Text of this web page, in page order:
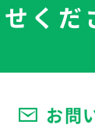
くだ
お問